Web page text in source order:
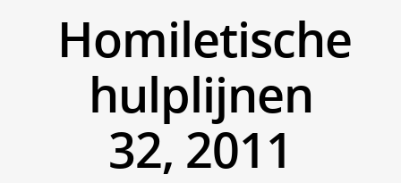
Homiletische
hulplijnen
32, 2011